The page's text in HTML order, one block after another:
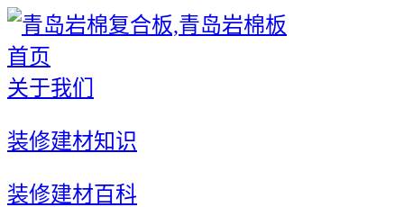
首页
关于我们
装修建材知识
装修建材百科